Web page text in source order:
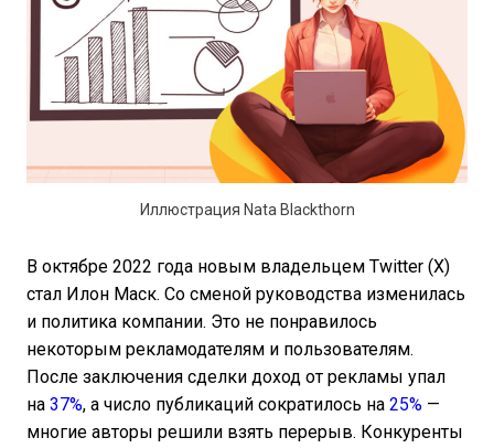
Иллюстрация Nata Blackthorn
В октябре 2022 года новым владельцем Twitter (X)
стал Илон Маск. Со сменой руководства изменилась
и политика компании. Это не понравилось
некоторым рекламодателям и пользователям.
После заключения сделки доход от рекламы упал
на 37%, а число публикаций сократилось на 25% —
многие авторы решили взять перерыв. Конкуренты